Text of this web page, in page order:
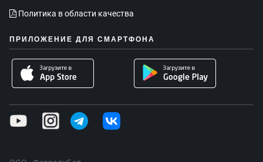
Политика в области качества
ПРИЛОЖЕНИЕ ДЛЯ СМАРТФОНА